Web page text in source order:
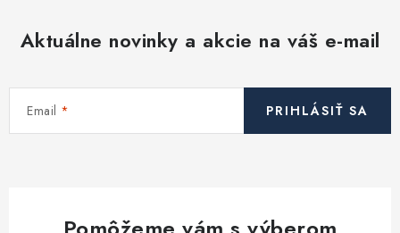
Aktuálne novinky a akcie na váš e-mail
Email PRIHLÁSIŤ SA